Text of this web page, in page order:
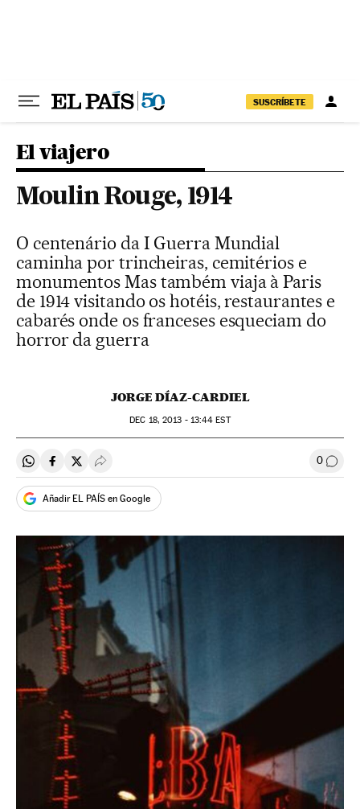
SUSCRÍBETE
El viajero
Moulin Rouge, 1914
O centenário da I Guerra Mundial
caminha por trincheiras, cemitérios e
monumentos Mas também viaja à Paris
de 1914 visitando os hotéis, restaurantes e
cabarés onde os franceses esqueciam do
horror da guerra
JORGE DÍAZ-CARDIEL
DEC 18, 2013 - 13:44 EST
Compartir en Whatsapp
Compartir en Facebook
Compartir en Twitter
Desplegar Redes Sociales 0
Añadir EL PAÍS en Google